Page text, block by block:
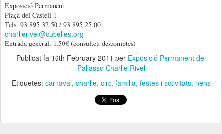
Exposició Permanent
Plaça del Castell 1
Tels. 93 895 32 50 / 93 895 25 00
charlierivel@cubelles.org
Entrada general, 1,50€ (consulteu descomptes)
Publicat fa 16th February 2011 per Exposició Permanent del
Pallasso Charlie Rivel
Etiquetes: carnaval charlie circ familia festes i activitats nens